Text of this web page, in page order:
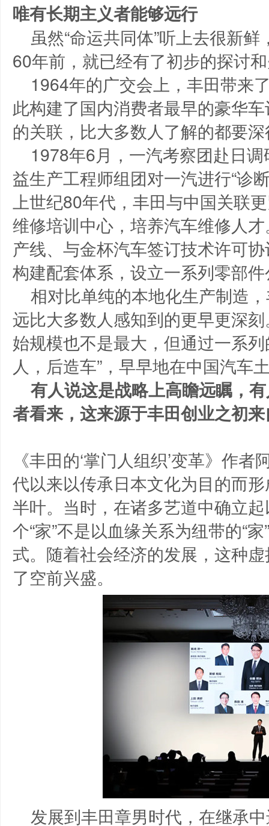
唯有长期主义者能够远行
虽然“命运共同体”听上去很新
60年前，就已经有了初步的探讨
1964年的广交会上，丰田带来
此构建了国内消费者最早的豪华
的关联，比大多数人了解的都要
1978年6月，一汽考察团赴日
益生产工程师组团对一汽进行“诊
上世纪80年代，丰田与中国关联
维修培训中心，培养汽车维修人
产线、与金杯汽车签订技术许可
构建配套体系，设立一系列零部
相对比单纯的本地化生产制造
远比大多数人感知到的更早更深
始规模也不是最大，但通过一系
人，后造车”，早早地在中国汽车
有人说这是战略上高瞻远瞩，
者看来，这来源于丰田创业之初
《丰田的‘掌门人组织’变革》作
代以来以传承日本文化为目的而
半叶。当时，在诸多艺道中确立
个“家”不是以血缘关系为纽带的“
式。随着社会经济的发展，这种
了空前兴盛。
发展到丰田章男时代，在继承